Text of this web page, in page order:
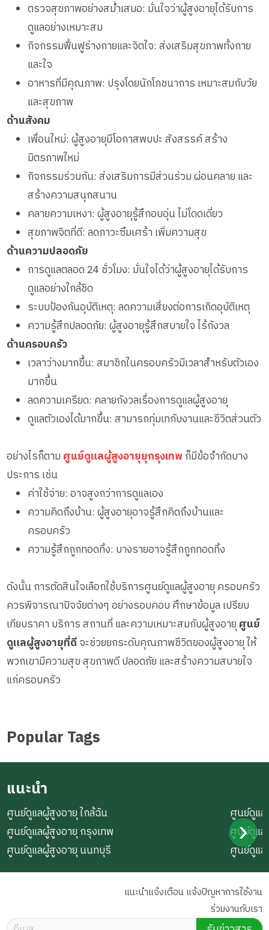
ตรวจสุขภาพอย่างสม่ำเสมอ: มั่นใจว่าผู้สูงอายุได้รับการ
ดูแลอย่างเหมาะสม
กิจกรรมฟื้นฟูร่างกายและจิตใจ: ส่งเสริมสุขภาพทั้งกาย
และใจ
อาหารที่มีคุณภาพ: ปรุงโดยนักโภชนาการ เหมาะสมกับวัย
และสุขภาพ
ด้านสังคม
เพื่อนใหม่: ผู้สูงอายุมีโอกาสพบปะ สังสรรค์ สร้าง
มิตรภาพใหม่
กิจกรรมร่วมกัน: ส่งเสริมการมีส่วนร่วม ผ่อนคลาย และ
สร้างความสนุกสนาน
คลายความเหงา: ผู้สูงอายุรู้สึกอบอุ่น ไม่โดดเดี่ยว
สุขภาพจิตที่ดี: ลดภาวะซึมเศร้า เพิ่มความสุข
ด้านความปลอดภัย
การดูแลตลอด 24 ชั่วโมง: มั่นใจได้ว่าผู้สูงอายุได้รับการ
ดูแลอย่างใกล้ชิด
ระบบป้องกันอุบัติเหตุ: ลดความเสี่ยงต่อการเกิดอุบัติเหตุ
ความรู้สึกปลอดภัย: ผู้สูงอายุรู้สึกสบายใจ ไร้กังวล
ด้านครอบครัว
เวลาว่างมากขึ้น: สมาชิกในครอบครัวมีเวลาสำหรับตัวเอง
มากขึ้น
ลดความเครียด: คลายกังวลเรื่องการดูแลผู้สูงอายุ
ดูแลตัวเองได้มากขึ้น: สามารถทุ่มเทกับงานและชีวิตส่วนตัว
อย่างไรก็ตาม ศูนย์ดูแลผู้สูงอายุยุกรุงเทพ ก็มีข้อจำกัดบาง
ประการ เช่น
ค่าใช้จ่าย: อาจสูงกว่าการดูแลเอง
ความคิดถึงบ้าน: ผู้สูงอายุอาจรู้สึกคิดถึงบ้านและ
ครอบครัว
ความรู้สึกถูกทอดทิ้ง: บางรายอาจรู้สึกถูกทอดทิ้ง
ดังนั้น การตัดสินใจเลือกใช้บริการศูนย์ดูแลผู้สูงอายุ ครอบครัว
ควรพิจารณาปัจจัยต่างๆ อย่างรอบคอบ ศึกษาข้อมูล เปรียบ
เทียบราคา บริการ สถานที่ และความเหมาะสมกับผู้สูงอายุศูนย์
ดูแลผู้สูงอายุที่ดีจะช่วยยกระดับคุณภาพชีวิตของผู้สูงอายุ ให้
พวกเขามีความสุข สุขภาพดี ปลอดภัย และสร้างความสบายใจ
แก่ครอบครัว
Popular Tags
แนะนำ
ศูนย์ดูแลผู้สูงอายุ ใกล้ฉัน
ศูนย์ดูแลผู้สูงอายุ กรุงเทพ
ศูนย์ดูแลผู้สูงอายุ นนทบุรี
ศูนย์ดูแ
ศูนย์ดูแล
ศูนย์ดูแ
แนะนำแจ้งเตือน แจ้งปัญหาการใช้งาน
ร่วมงานกับเรา